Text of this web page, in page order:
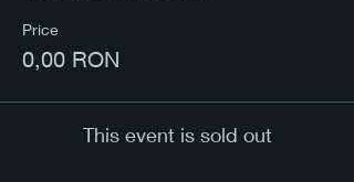
Price
0,00 RON
This event is sold out